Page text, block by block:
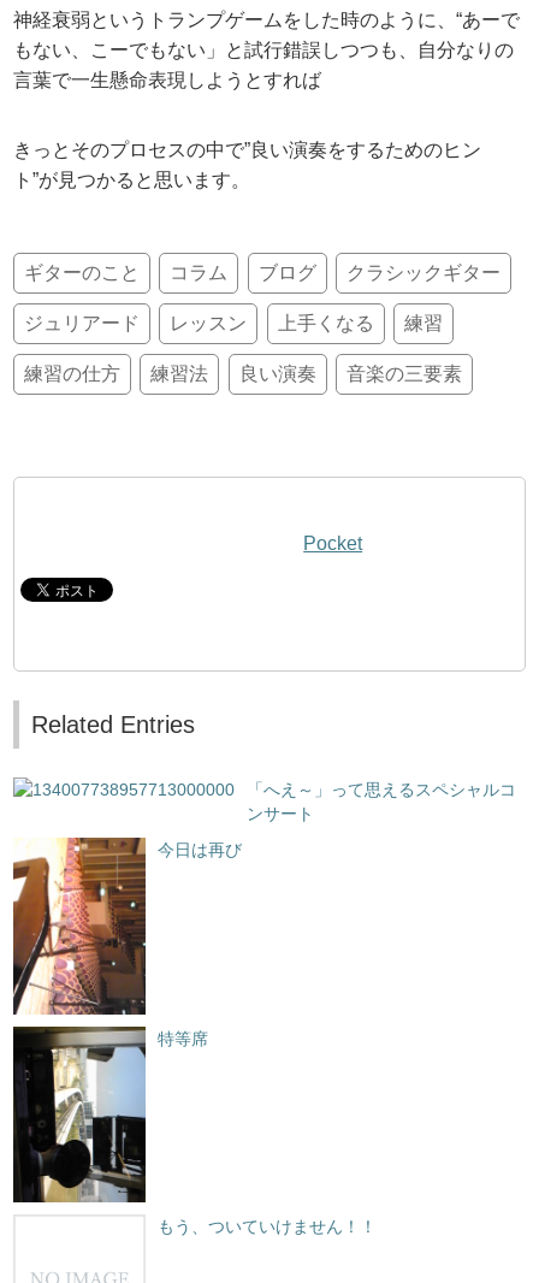
神経衰弱というトランプゲームをした時のように、“あーで
もない、こーでもない」と試行錯誤しつつも、自分なりの
言葉で一生懸命表現しようとすれば
きっとそのプロセスの中で”良い演奏をするためのヒン
ト”が見つかると思います。
ギターのこと コラム ブログ クラシックギター
ジュリアード レッスン 上手くなる 練習
練習の仕方 練習法 良い演奏 音楽の三要素
Pocket
Related Entries
「へえ～」って思えるスペシャルコ
ンサート
今日は再び
特等席
もう、ついていけません！！